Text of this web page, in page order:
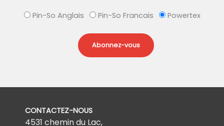
Pin-So Anglais Pin-So Francais Powertex
CONTACTEZ-NOUS
4531 chemin du Lac,